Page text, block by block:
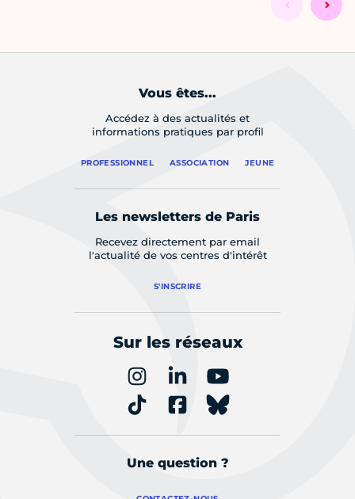
Vous êtes...
Accédez à des actualités et
informations pratiques par profil
PROFESSIONNEL ASSOCIATION JEUNE
Les newsletters de Paris
Recevez directement par email
l'actualité de vos centres d'intérêt
S'INSCRIRE
Sur les réseaux
Une question ?